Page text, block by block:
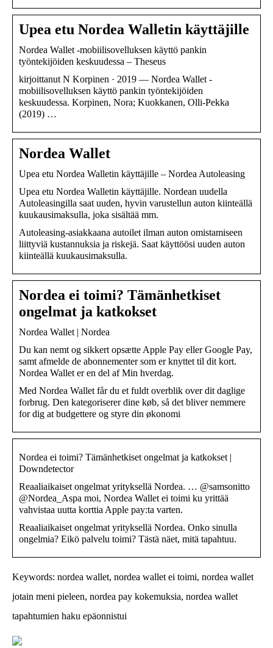
Upea etu Nordea Walletin käyttäjille
Nordea Wallet -mobiilisovelluksen käyttö pankin
työntekijöiden keskuudessa – Theseus
kirjoittanut N Korpinen · 2019 — Nordea Wallet -
mobiilisovelluksen käyttö pankin työntekijöiden
keskuudessa. Korpinen, Nora; Kuokkanen, Olli-Pekka
(2019) …
Nordea Wallet
Upea etu Nordea Walletin käyttäjille – Nordea Autoleasing
Upea etu Nordea Walletin käyttäjille. Nordean uudella
Autoleasingilla saat uuden, hyvin varustellun auton kiinteällä
kuukausimaksulla, joka sisältää mm.
Autoleasing-asiakkaana autoilet ilman auton omistamiseen
liittyviä kustannuksia ja riskejä. Saat käyttöösi uuden auton
kiinteällä kuukausimaksulla.
Nordea ei toimi? Tämänhetkiset
ongelmat ja katkokset
Nordea Wallet | Nordea
Du kan nemt og sikkert opsætte Apple Pay eller Google Pay,
samt afmelde de abonnementer som er knyttet til dit kort.
Nordea Wallet er en del af Min hverdag.
Med Nordea Wallet får du et fuldt overblik over dit daglige
forbrug. Den kategoriserer dine køb, så det bliver nemmere
for dig at budgettere og styre din økonomi
Nordea ei toimi? Tämänhetkiset ongelmat ja katkokset |
Downdetector
Reaaliaikaiset ongelmat yrityksellä Nordea. … @samsonitto
@Nordea_Aspa moi, Nordea Wallet ei toimi ku yrittää
vahvistaa uutta korttia Apple pay:ta varten.
Reaaliaikaiset ongelmat yrityksellä Nordea. Onko sinulla
ongelmia? Eikö palvelu toimi? Tästä näet, mitä tapahtuu.
Keywords: nordea wallet, nordea wallet ei toimi, nordea wallet
jotain meni pieleen, nordea pay kokemuksia, nordea wallet
tapahtumien haku epäonnistui